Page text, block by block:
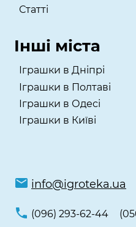
Статті
Інші міста
Іграшки в Дніпрі
Іграшки в Полтаві
Іграшки в Одесі
Іграшки в Київі
info@igroteka.ua
(096) 293-62-44